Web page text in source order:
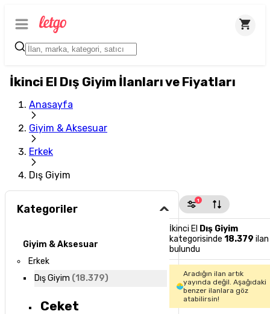
İkinci El Dış Giyim İlanları ve Fiyatları
Anasayfa
Giyim & Aksesuar
Erkek
Dış Giyim
Kategoriler
Giyim & Aksesuar
Erkek
Dış Giyim (18.379)
Ceket
1
İkinci El Dış Giyim
kategorisinde 18.379 ilan
bulundu
Aradığın ilan artık
yayında değil. Aşağıdaki
benzer ilanlara göz
atabilirsin!